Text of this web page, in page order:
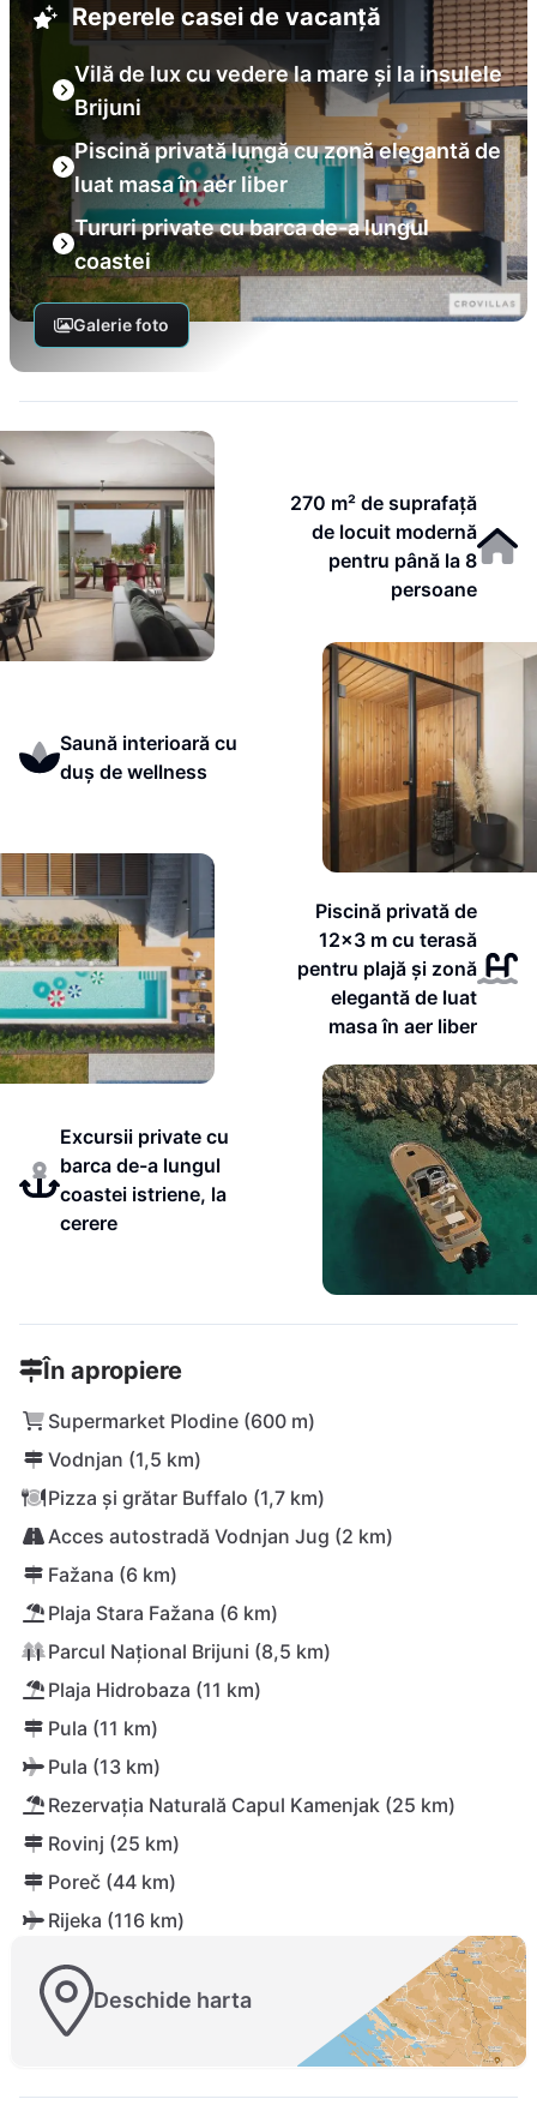
Reperele casei de vacanță
Vilă de lux cu vedere la mare și la insulele
Brijuni
Piscină privată lungă cu zonă elegantă de
luat masa în aer liber
Tururi private cu barca de-a lungul
coastei
Galerie foto
270 m² de suprafață
de locuit modernă
pentru până la 8
persoane
Saună interioară cu
duș de wellness
Piscină privată de
12x3 m cu terasă
pentru plajă și zonă
elegantă de luat
masa în aer liber
Excursii private cu
barca de-a lungul
coastei istriene, la
cerere
În apropiere
Supermarket Plodine (600 m)
Vodnjan (1,5 km)
Pizza și grătar Buffalo (1,7 km)
Acces autostradă Vodnjan Jug (2 km)
Fažana (6 km)
Plaja Stara Fažana (6 km)
Parcul Național Brijuni (8,5 km)
Plaja Hidrobaza (11 km)
Pula (11 km)
Pula (13 km)
Rezervația Naturală Capul Kamenjak (25 km)
Rovinj (25 km)
Poreč (44 km)
Rijeka (116 km)
Deschide harta